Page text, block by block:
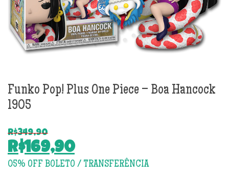
Funko Pop! Plus One Piece – Boa Hancock
1905
R$349,90
O
preço
R$169,90
O